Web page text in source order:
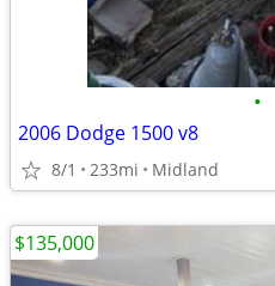
•
2006 Dodge 1500 v8
8/1 233mi Midland
$135,000